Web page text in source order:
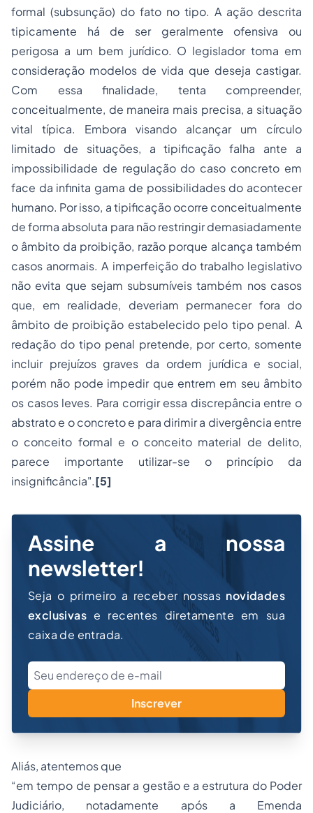
formal (subsunção) do fato no tipo. A ação descrita
tipicamente há de ser geralmente ofensiva ou
perigosa a um bem jurídico. O legislador toma em
consideração modelos de vida que deseja castigar.
Com essa finalidade, tenta compreender,
conceitualmente, de maneira mais precisa, a situação
vital típica. Embora visando alcançar um círculo
limitado de situações, a tipificação falha ante a
impossibilidade de regulação do caso concreto em
face da infinita gama de possibilidades do acontecer
humano. Por isso, a tipificação ocorre conceitualmente
de forma absoluta para não restringir demasiadamente
o âmbito da proibição, razão porque alcança também
casos anormais. A imperfeição do trabalho legislativo
não evita que sejam subsumíveis também nos casos
que, em realidade, deveriam permanecer fora do
âmbito de proibição estabelecido pelo tipo penal. A
redação do tipo penal pretende, por certo, somente
incluir prejuízos graves da ordem jurídica e social,
porém não pode impedir que entrem em seu âmbito
os casos leves. Para corrigir essa discrepância entre o
abstrato e o concreto e para dirimir a divergência entre
o conceito formal e o conceito material de delito,
parece importante utilizar-se o princípio da
insignificância".[5]
Assine a nossa
newsletter!
Seja o primeiro a receber nossas novidades
exclusivas e recentes diretamente em sua
caixa de entrada.
Inscrever
Aliás, atentemos que
“em tempo de pensar a gestão e a estrutura do Poder
Judiciário, notadamente após a Emenda